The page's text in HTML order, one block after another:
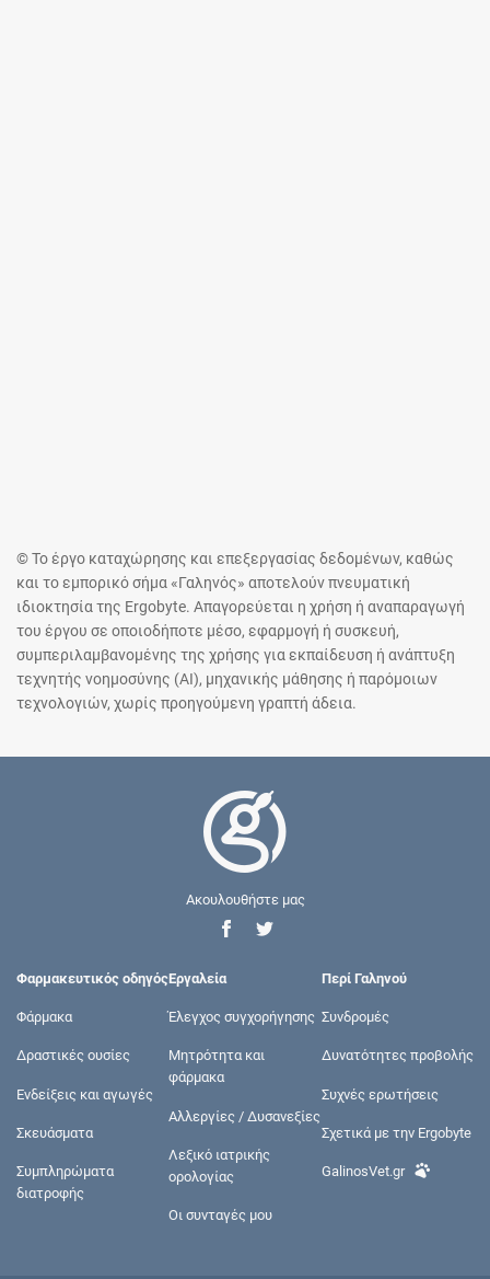
© Το έργο καταχώρησης και επεξεργασίας δεδομένων, καθώς
και το εμπορικό σήμα «Γαληνός» αποτελούν πνευματική
ιδιοκτησία της Ergobyte. Απαγορεύεται η χρήση ή αναπαραγωγή
του έργου σε οποιοδήποτε μέσο, εφαρμογή ή συσκευή,
συμπεριλαμβανομένης της χρήσης για εκπαίδευση ή ανάπτυξη
τεχνητής νοημοσύνης (AI), μηχανικής μάθησης ή παρόμοιων
τεχνολογιών, χωρίς προηγούμενη γραπτή άδεια.
Ακουλουθήστε μας
Φαρμακευτικός οδηγός
Φάρμακα
Δραστικές ουσίες
Ενδείξεις και αγωγές
Σκευάσματα
Συμπληρώματα
διατροφής
Εργαλεία
Έλεγχος συγχορήγησης
Μητρότητα και
φάρμακα
Αλλεργίες / Δυσανεξίες
Λεξικό ιατρικής
ορολογίας
Οι συνταγές μου
Περί Γαληνού
Συνδρομές
Δυνατότητες προβολής
Συχνές ερωτήσεις
Σχετικά με την Ergobyte
GalinosVet.gr